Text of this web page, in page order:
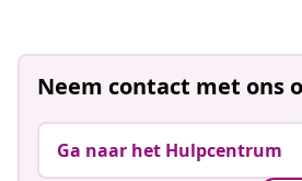
Neem contact met ons
Ga naar het Hulpcentrum